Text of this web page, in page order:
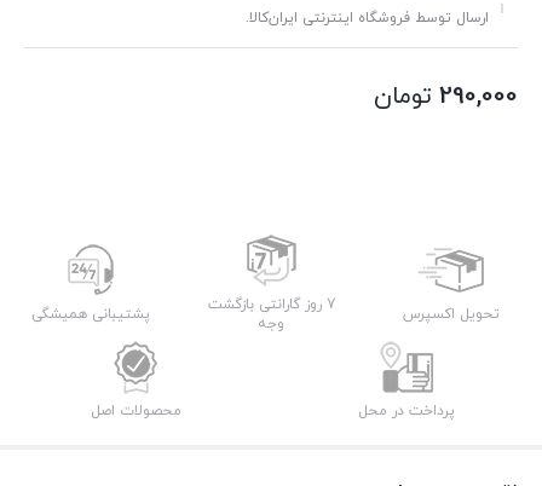
ارسال توسط فروشگاه اینترنتی ایران‌کالا.
290,000 تومان
تحویل اکسپرس
7 روز گارانتی بازگشت
وجه
پشتیبانی همیشگی
پرداخت در محل محصولات اصل